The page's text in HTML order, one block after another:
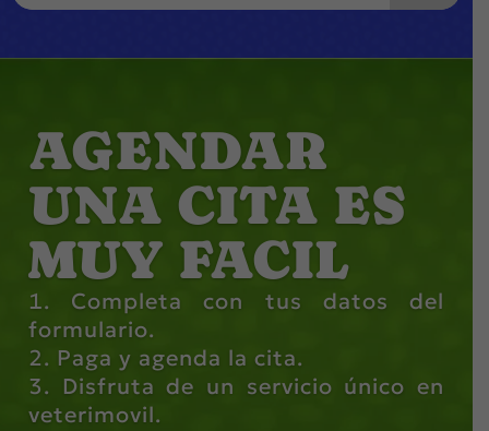
AGENDAR
UNA CITA ES
MUY FACIL
Completa con tus datos del
formulario.
Paga y agenda la cita.
Disfruta de un servicio único en
veterimovil.